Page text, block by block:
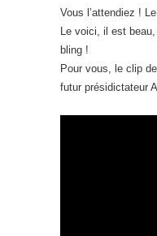
Vous l’attendiez !
Le voici, il est
bling !
Pour vous, le clip
futur présidictateur